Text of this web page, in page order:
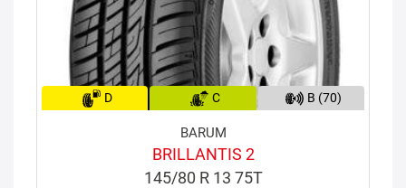
D C B (70)
BARUM
BRILLANTIS 2
145/80 R 13 75T